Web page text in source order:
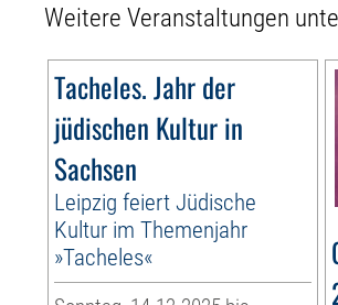
Weitere Veranstaltungen
Tacheles. Jahr der
jüdischen Kultur in
Sachsen
Leipzig feiert Jüdische
Kultur im Themenjahr
»Tacheles«